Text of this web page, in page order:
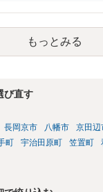
、余罪を含めた全額を
として有利に斟酌さ
範意識が鈍磨しきってい
家族の監督等の情状証
もっとみる
び直す
長岡京市 八幡市 京田辺
町 宇治田原町 笠置町